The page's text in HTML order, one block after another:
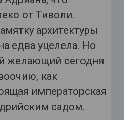
от Тиволи.
архитектуры
едва уцелела. Но
желающий сегодня
как
императорская
садом.